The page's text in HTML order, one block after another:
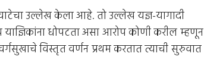
उल्लेख केला आहे. तो उल्लेख यज्ञ-यागादी
धोपटता असा आरोप कोणी करील म्हणून
विस्तृत वर्णन प्रथम करतात त्याची सुरुवात